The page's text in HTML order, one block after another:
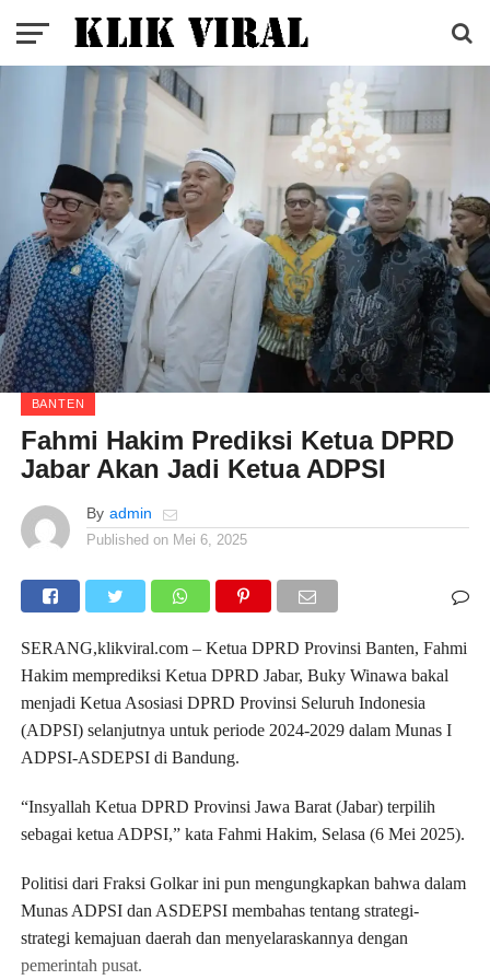
BANTEN
Fahmi Hakim Prediksi Ketua DPRD
Jabar Akan Jadi Ketua ADPSI
By admin
Published on Mei 6, 2025
SERANG,klikviral.com – Ketua DPRD Provinsi Banten, Fahmi
Hakim memprediksi Ketua DPRD Jabar, Buky Winawa bakal
menjadi Ketua Asosiasi DPRD Provinsi Seluruh Indonesia
(ADPSI) selanjutnya untuk periode 2024-2029 dalam Munas I
ADPSI-ASDEPSI di Bandung.
“Insyallah Ketua DPRD Provinsi Jawa Barat (Jabar) terpilih
sebagai ketua ADPSI,” kata Fahmi Hakim, Selasa (6 Mei 2025).
Politisi dari Fraksi Golkar ini pun mengungkapkan bahwa dalam
Munas ADPSI dan ASDEPSI membahas tentang strategi-
strategi kemajuan daerah dan menyelaraskannya dengan
pemerintah pusat.